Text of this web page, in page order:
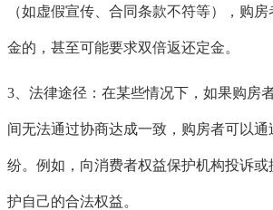
（如虚假宣传、合同条款不符等），购
金的，甚至可能要求双倍返还定金。
3、法律途径：在某些情况下，如果购房
间无法通过协商达成一致，购房者可以通
纷。例如，向消费者权益保护机构投诉
护自己的合法权益。